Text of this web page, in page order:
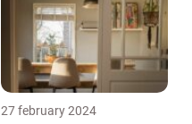
27 february 2024